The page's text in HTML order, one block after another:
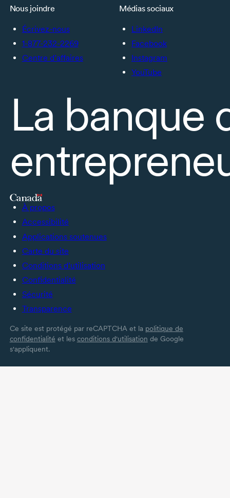
Nous joindre
Écrivez-nous
1-877-232-2269
Centre d’affaires
Médias sociaux
LinkedIn
Facebook
Instagram
YouTube
La banque
À propos
Accessibilité
Applications soutenues
Carte du site
Conditions d’utilisation
Confidentialité
Sécurité
Transparence
Ce site est protégé par reCAPTCHA et la politique de
confidentialité et les conditions d'utilisation de Google
s'appliquent.